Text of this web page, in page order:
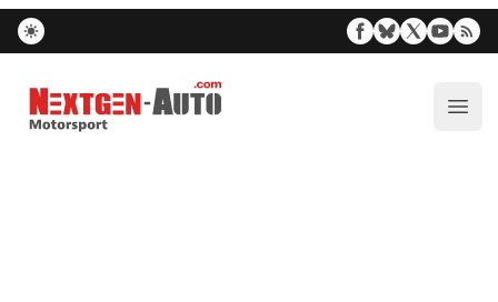
Nextgen-Auto.com